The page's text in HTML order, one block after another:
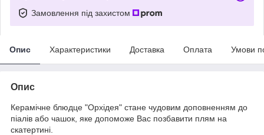
Замовлення під захистом
Опис Характеристики Доставка Оплата Умови
Опис
Керамічне блюдце "Орхідея" стане чудовим доповненням до
піалів або чашок, яке допоможе Вас позбавити плям на
скатертині.